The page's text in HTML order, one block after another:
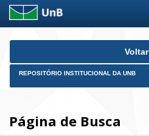
Skip
Voltar
REPOSITÓRIO INSTITUCIONAL DA UNB
Página de Busca